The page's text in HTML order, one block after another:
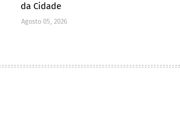
da Cidade
Agosto 05, 2026